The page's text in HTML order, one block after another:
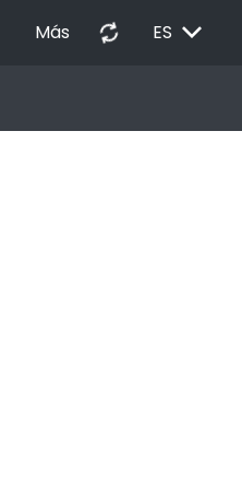
Más autorenew ES EXPAND_MORE